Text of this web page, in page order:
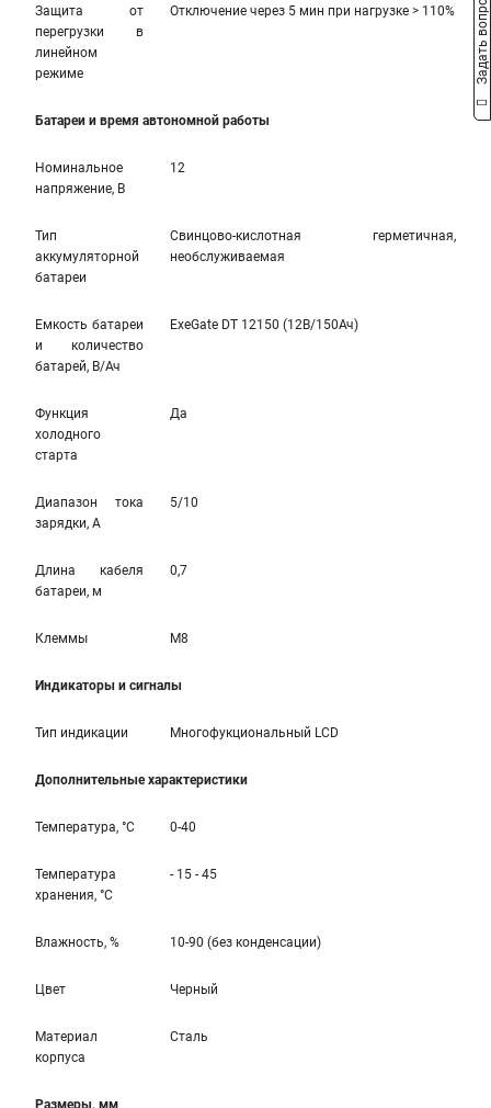
Защита от
перегрузки в
линейном
режиме
Отключение через 5 мин при нагрузке > 110%
Батареи и время автономной работы
Номинальное
напряжение, В
12
Тип
аккумуляторной
батареи
Свинцово-кислотная герметичная,
необслуживаемая
Емкость батареи
и количество
батарей, В/Ач
ExeGate DT 12150 (12В/150Ач)
Функция
холодного
старта
Да
Диапазон тока
зарядки, А
5/10
Длина кабеля
батареи, м
0,7
Клеммы M8
Индикаторы и сигналы
Тип индикации Многофукциональный LCD
Дополнительные характеристики
Температура, °С 0-40
Температура
хранения, °С
- 15 - 45
Влажность, % 10-90 (без конденсации)
Цвет Черный
Материал
корпуса
Сталь
Размеры, мм
Задать вопрос